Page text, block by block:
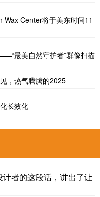
Wax Center将于美东时间11
最美自然守护者”群像扫描
，热气腾腾的2025
长效化
者的这段话，讲出了让